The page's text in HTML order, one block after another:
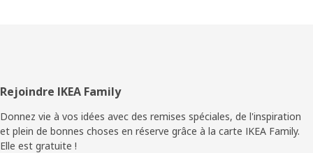
Pied
de
page
Rejoindre IKEA Family
Donnez vie à vos idées avec des remises spéciales, de l'inspiration
et plein de bonnes choses en réserve grâce à la carte IKEA Family.
Elle est gratuite !